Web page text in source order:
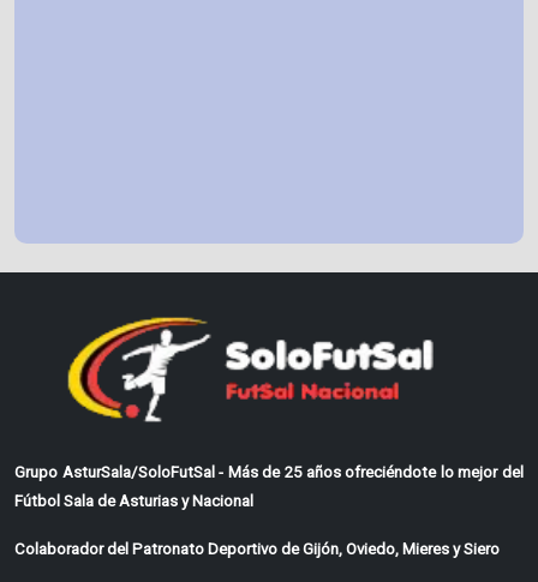
Grupo AsturSala/SoloFutSal - Más de 25 años ofreciéndote lo mejor del
Fútbol Sala de Asturias y Nacional
Colaborador del Patronato Deportivo de Gijón, Oviedo, Mieres y Siero